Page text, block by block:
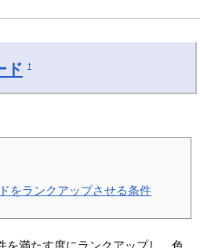
ド †
をランクアップさせる条件
を満たす度にランクアップし、色